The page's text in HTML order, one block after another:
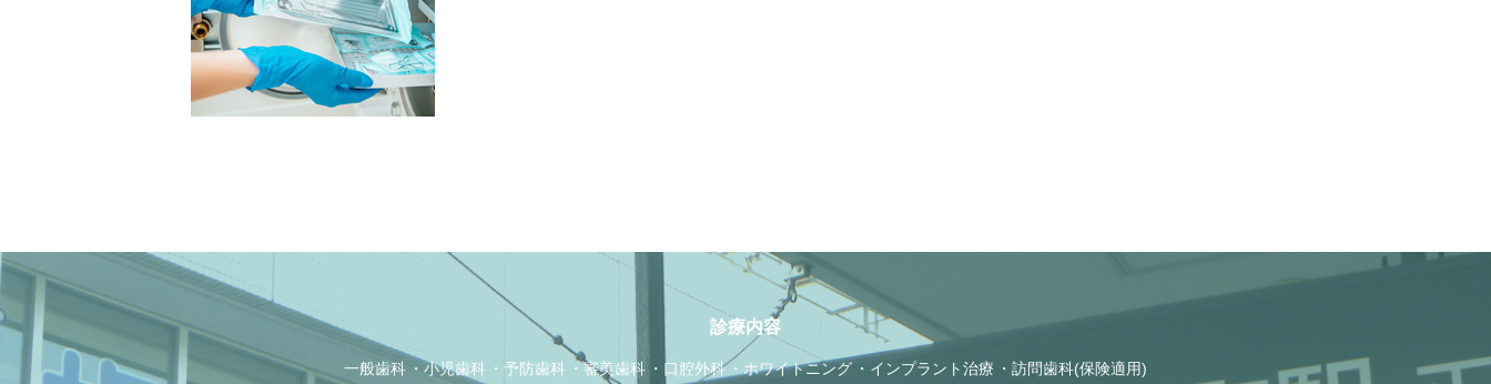
診療内容
一般歯科 小児歯科 予防歯科 審美歯科 口腔外科 ホワイトニング インプラント治療 訪問歯科(保険適用)